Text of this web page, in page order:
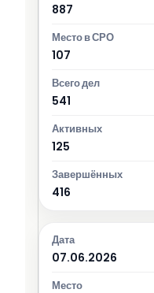
887
107
541
125
416
07.06.2026